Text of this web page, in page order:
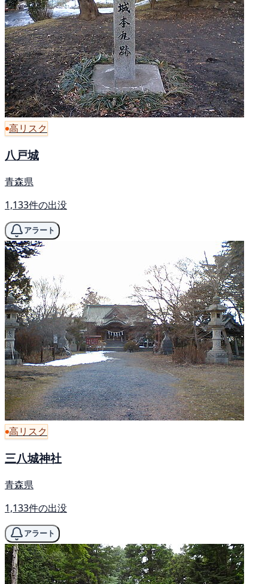
高リスク
八戸城
青森県
1,133件の出没
アラート
高リスク
三八城神社
青森県
1,133件の出没
アラート